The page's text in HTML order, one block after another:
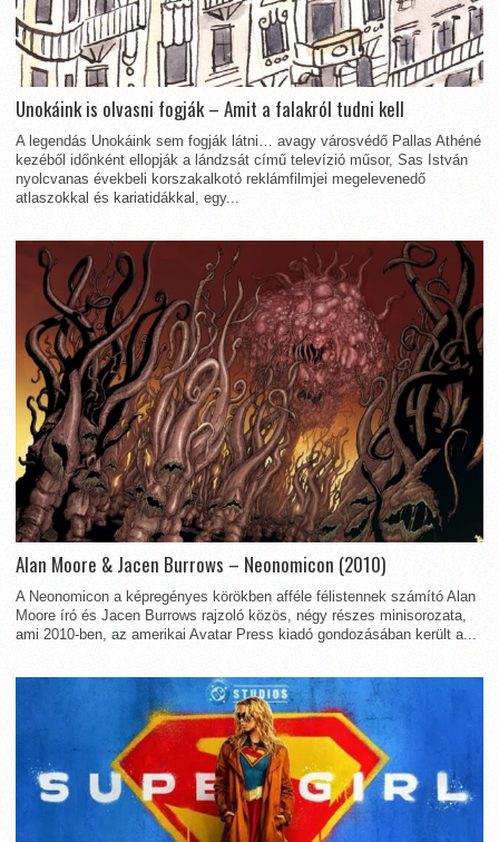
Unokáink is olvasni fogják – Amit a falakról tudni kell
A legendás Unokáink sem fogják látni… avagy városvédő Pallas Athéné
kezéből időnként ellopják a lándzsát című televízió műsor, Sas István
nyolcvanas évekbeli korszakalkotó reklámfilmjei megelevenedő
atlaszokkal és kariatidákkal, egy...
Alan Moore & Jacen Burrows – Neonomicon (2010)
A Neonomicon a képregényes körökben afféle félistennek számító Alan
Moore író és Jacen Burrows rajzoló közös, négy részes minisorozata,
ami 2010-ben, az amerikai Avatar Press kiadó gondozásában került a...